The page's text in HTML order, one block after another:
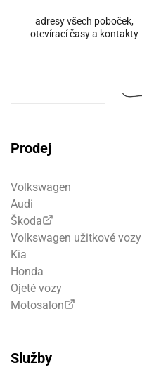
adresy všech poboček,
otevírací časy a kontakty
Prodej
Volkswagen
Audi
Škoda
Volkswagen užitkové vozy
Kia
Honda
Ojeté vozy
Motosalon
Služby